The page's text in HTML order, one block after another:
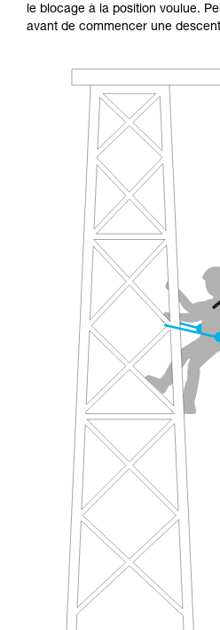
le blocage à la position voulue.
avant de commencer une